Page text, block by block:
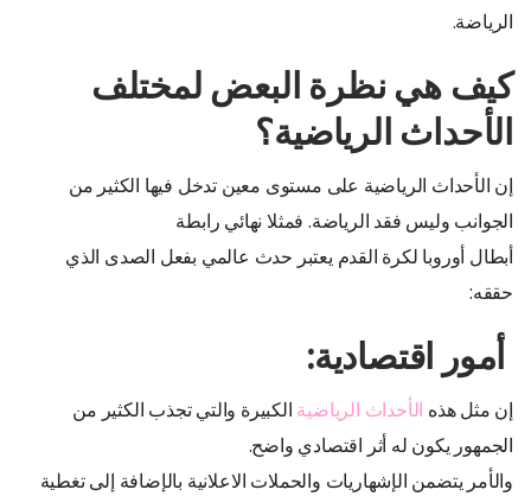
الرياضة.
كيف هي نظرة البعض لمختلف
الأحداث الرياضية؟
إن الأحداث الرياضية على مستوى معين تدخل فيها الكثير من
الجوانب وليس فقد الرياضة. فمثلا نهائي رابطة
أبطال أوروبا لكرة القدم يعتبر حدث عالمي بفعل الصدى الذي
حققه:
أمور اقتصادية:
إن مثل هذه الأحداث الرياضية الكبيرة والتي تجذب الكثير من
الجمهور يكون له أثر اقتصادي واضح.
والأمر يتضمن الإشهاريات والحملات الاعلانية بالإضافة إلى تغطية